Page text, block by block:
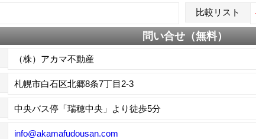
比較リスト
問い合せ（無料）
（株）アカマ不動産
札幌市白石区北郷8条7丁目2-3
中央バス停「瑞穂中央」より徒歩5分
info@akamafudousan.com